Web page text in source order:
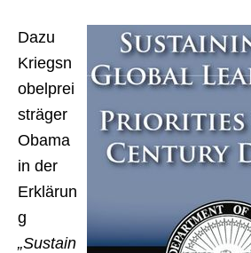
Dazu
Kriegsn
obelprei
sträger
Obama
in der
Erklärun
g
„Sustain